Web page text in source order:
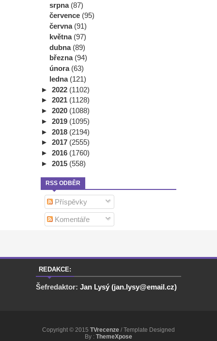
srpna (87)
července (95)
června (91)
května (97)
dubna (89)
března (94)
února (63)
ledna (121)
► 2022 (1102)
► 2021 (1128)
► 2020 (1088)
► 2019 (1095)
► 2018 (2194)
► 2017 (2555)
► 2016 (1760)
► 2015 (558)
RSS ODBĚR
Příspěvky
Komentáře
REDAKCE:
Šefredaktor: Jan Lysý (jan.lysy@email.cz)
Copyright © 2015 TVrecenze / Template Designed
By : ThemeXpose